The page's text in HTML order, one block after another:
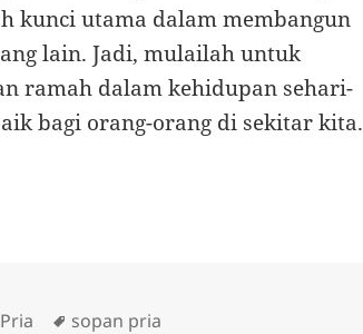
kunci utama dalam membangun
lain. Jadi, mulailah untuk
ramah dalam kehidupan sehari-
bagi orang-orang di sekitar kita.
Tags
sopan pria